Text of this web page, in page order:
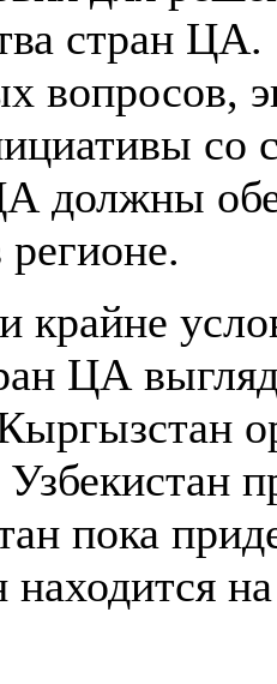
стран
вопросов,
со
должны
крайне
ЦА
пока
находится